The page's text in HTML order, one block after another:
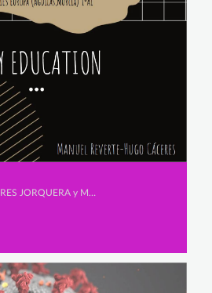
Secundaria, HUGO CÁCERES JORQUERA y MANUEL REVERTE VIÚDEZ